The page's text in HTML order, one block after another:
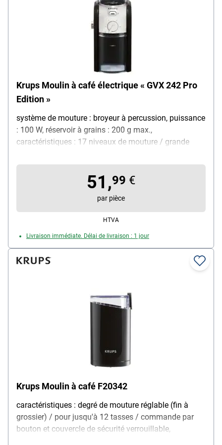
Krups Moulin à café électrique « GVX 242 Pro
Edition »
système de mouture : broyeur à percussion, puissance
: 100 W, réservoir à grains : 200 g max.,
caractéristiques : 17 niveaux de mouture / grande
matériau : acier inoxydable, fonction de sécurité : arrêt
automatique, poids : 1,9 kg, couleur : argent / noir,
dimensions (L/P/H) : 27 / 16 / 27 cm, contenu de la
livraison : moulin à café, mode d'emploi
51,99 €
par pièce
HTVA
Livraison immédiate. Délai de livraison : 1 jour
Krups Moulin à café F20342
caractéristiques : degré de mouture réglable (fin à
grossier) / pour jusqu'à 12 tasses / commande par
bouton et couvercle de sécurité verrouillable,